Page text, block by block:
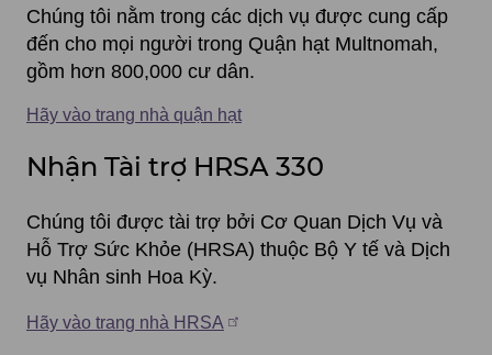
bộ
Quận
hạt
Multnomah
Chúng tôi nằm trong các dịch vụ được cung cấp
đến cho mọi người trong Quận hạt Multnomah,
gồm hơn 800,000 cư dân.
Hãy vào trang nhà quận hạt
Nhận Tài trợ HRSA 330
Chúng tôi được tài trợ bởi Cơ Quan Dịch Vụ và
Hỗ Trợ Sức Khỏe (HRSA) thuộc Bộ Y tế và Dịch
vụ Nhân sinh Hoa Kỳ.
Hãy vào trang nhà HRSA